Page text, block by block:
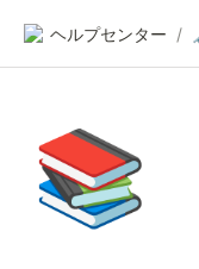
ヘルプセンター /
📚